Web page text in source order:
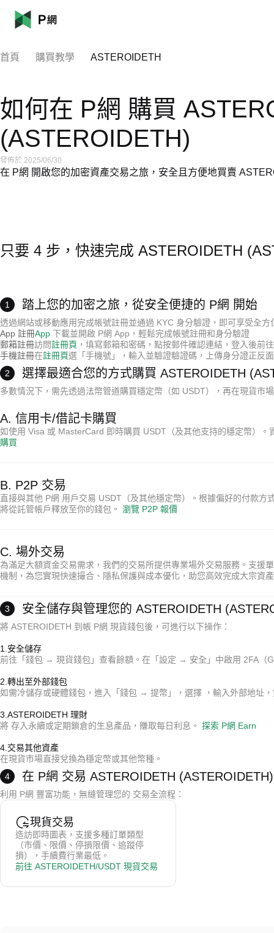
首頁 購買教學 ASTEROIDETH
如何在 P網 購買
(ASTEROIDETH)
發佈於 2025/06/30
在 P網 開啟您的加密資產交易之旅，安全且方便地買賣
只要 4 步，快速完成 ASTEROIDETH
1 踏上您的加密之旅，從安全便捷的 P網 開始
透過網站或移動應用完成帳號註冊並通過 KYC 身分驗證，即可享受全方
App 註冊App 下載並開啟 P網 App，輕鬆完成帳號註冊和身分驗證
郵箱註冊訪問註冊頁 ，填寫郵箱和密碼，點按郵件確認連結，登入後前
手機註冊在註冊頁選「手機號」，輸入並驗證驗證碼，上傳身分證正反
2
選擇最適合您的方式購買 ASTEROIDETH
多數情況下，需先透過法幣管道購買穩定幣（如 USDT），再在現貨市
A. 信用卡/借記卡購買
如使用 Visa 或 MasterCard 即時購買 USDT（及其他支持的穩定幣）
購買
*註意:
信用卡支付由第三方處理，P網 不儲存卡片資料；
手續費為 0.5% – 1.5%（因提供商而異）；
購買後資金立即到帳現貨錢包。
B. P2P 交易
直接與其他 P網 用戶交易 USDT（及其他穩定幣）。根據偏好的付款
將從託管帳戶釋放至你的錢包。 瀏覽 P2P 報價
*註意:
託管保護確保雙方完成支付和釋放；
結算時間通常為 15 分鐘 – 2 小時（取決於支付方式）
C. 場外交易
為滿足大額資金交易需求，我們的交易所提供專業場外交易服務。支援
機制，為您實現快速撮合、隱私保護與成本優化，助您高效完成大宗資
*註意:
無中間手續費，價格由賣家設定；
託管保護確保雙方完成支付和釋放；
結算時間通常為 15 分鐘 – 2 小時（取決於支付方式）
3 安全儲存與管理您的 ASTEROIDETH
將 ASTEROIDETH 到帳 P網 現貨錢包後，可進行以下操作：
1.安全儲存
前往「錢包 → 現貨錢包」查看餘額。在「設定 → 安全」中啟用 2FA（
2.轉出至外部錢包
如需冷儲存或硬體錢包，進入「錢包 → 提幣」，選擇 ，輸入外部地址
3.ASTEROIDETH 理財
將 存入永續或定期鎖倉的生息產品，賺取每日利息。 探索 P網 Earn
4.交易其他資產
在現貨市場直接兌換為穩定幣或其他幣種。
4
在 P網 交易 ASTEROIDETH (ASTEROIDETH)
利用 P網 豐富功能，無縫管理您的 交易全流程：
現貨交易
造訪即時圖表，支援多種訂單類型
（市價、限價、停損限價、追蹤停
損），手續費行業最低。
前往 ASTEROIDETH/USDT 現貨交易